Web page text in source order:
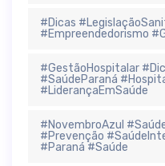
#Dicas
#Empreendedorismo
#GestãoHospitalar
#SaúdeParaná
#LiderançaEmSaúde
#NovembroAzul
#Prevenção
#Paraná #Saúde